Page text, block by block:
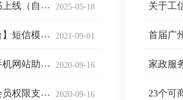
上线（自动
2025-05-18
】短信模板
2021-09-01
网站助手
2020-09-16
权限支持
2020-09-16
关于工
首届广
升！【
家政服
23个可